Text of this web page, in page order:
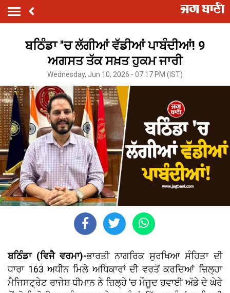
ਬਠਿੰਡਾ ''ਚ ਲੱਗੀਆਂ ਵੱਡੀਆਂ ਪਾਬੰਦੀਆਂ! 9
ਅਗਸਤ ਤੱਕ ਸਖ਼ਤ ਹੁਕਮ ਜਾਰੀ
Wednesday, Jun 10, 2026 - 07:17 PM (IST)
ਬਠਿੰਡਾ (ਵਿਜੈ ਵਰਮਾ)-ਭਾਰਤੀ ਨਾਗਰਿਕ ਸੁਰਖਿਆ ਸੰਹਿਤਾ ਦੀ
ਧਾਰਾ 163 ਅਧੀਨ ਮਿਲੇ ਅਧਿਕਾਰਾਂ ਦੀ ਵਰਤੋਂ ਕਰਦਿਆਂ ਜ਼ਿਲ੍ਹਾ
ਮੈਜਿਸਟ੍ਰੇਟ ਰਾਜੇਸ਼ ਧੀਮਾਨ ਨੇ ਜ਼ਿਲ੍ਹੇ ’ਚ ਮੌਜੂਦ ਹਵਾਈ ਅੱਡੇ ਦੇ ਘੇਰੇ